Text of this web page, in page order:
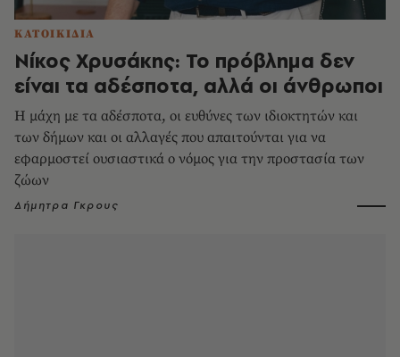
ΚΑΤΟΙΚΙΔΙΑ
Νίκος Χρυσάκης: Το πρόβλημα δεν
είναι τα αδέσποτα, αλλά οι άνθρωποι
Η μάχη με τα αδέσποτα, οι ευθύνες των ιδιοκτητών και
των δήμων και οι αλλαγές που απαιτούνται για να
εφαρμοστεί ουσιαστικά ο νόμος για την προστασία των
ζώων
Δήμητρα Γκρους